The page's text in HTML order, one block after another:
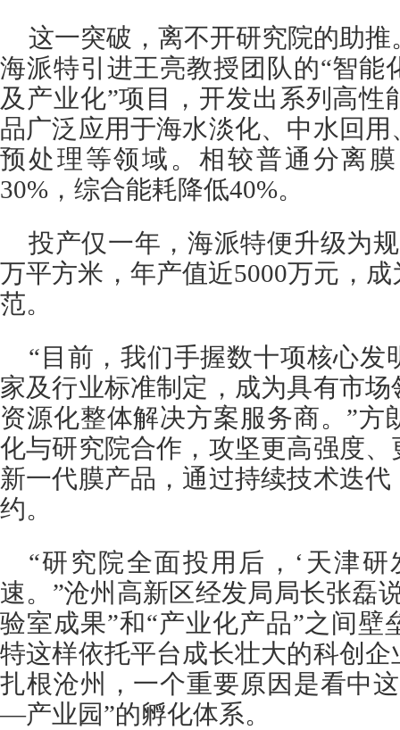
这一突破，离不开研究院的助
海派特引进王亮教授团队的“智能
及产业化”项目，开发出系列高性
品广泛应用于海水淡化、中水回
预处理等领域。相较普通分离
30%，综合能耗降低40%。
投产仅一年，海派特便升级为
万平方米，年产值近5000万元，
范。
“目前，我们手握数十项核心发
家及行业标准制定，成为具有市
资源化整体解决方案服务商。”方
化与研究院合作，攻坚更高强度
新一代膜产品，通过持续技术迭
约。
“研究院全面投用后，‘天津
速。”沧州高新区经发局局长张磊
验室成果”和“产业化产品”之间壁
特这样依托平台成长壮大的科创
扎根沧州，一个重要原因是看中
—产业园”的孵化体系。